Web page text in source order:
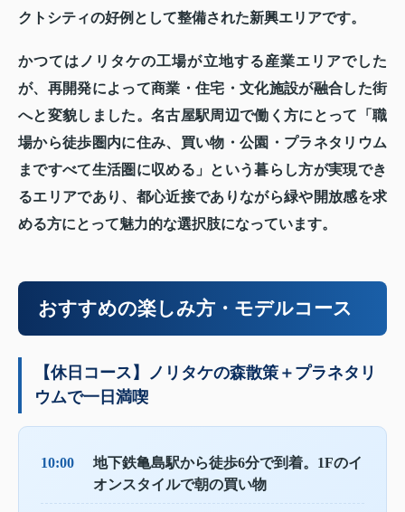
クトシティの好例として整備された新興エリアです。
かつてはノリタケの工場が立地する産業エリアでした
が、再開発によって商業・住宅・文化施設が融合した街
へと変貌しました。名古屋駅周辺で働く方にとって「職
場から徒歩圏内に住み、買い物・公園・プラネタリウム
まですべて生活圏に収める」という暮らし方が実現でき
るエリアであり、都心近接でありながら緑や開放感を求
める方にとって魅力的な選択肢になっています。
おすすめの楽しみ方・モデルコース
【休日コース】ノリタケの森散策＋プラネタリ
ウムで一日満喫
10:00
地下鉄亀島駅から徒歩6分で到着。1Fのイ
オンスタイルで朝の買い物